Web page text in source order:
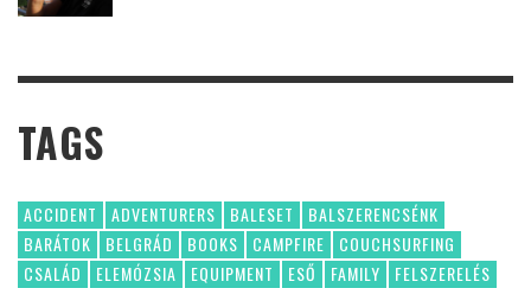
TAGS
ACCIDENT ADVENTURERS BALESET
BALSZERENCSÉNK
BARÁTOK
BELGRÁD BOOKS CAMPFIRE
COUCHSURFING
CSALÁD
ELEMÓZSIA EQUIPMENT ESŐ FAMILY
FELSZERELÉS